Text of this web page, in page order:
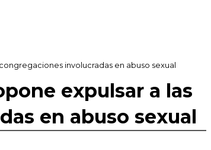
involucradas en abuso sexual
expulsar a las
en abuso sexual